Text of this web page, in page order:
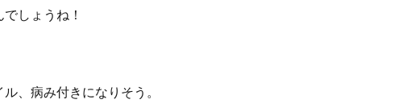
しょうね！
、病み付きになりそう。